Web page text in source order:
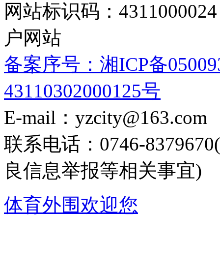
网站标识码：
户网站
备案序号：湘ICP备
43110302000125号
E-mail：yzcity@163.com
联系电话：0746-
良信息举报等相关事宜)
体育外围欢迎您